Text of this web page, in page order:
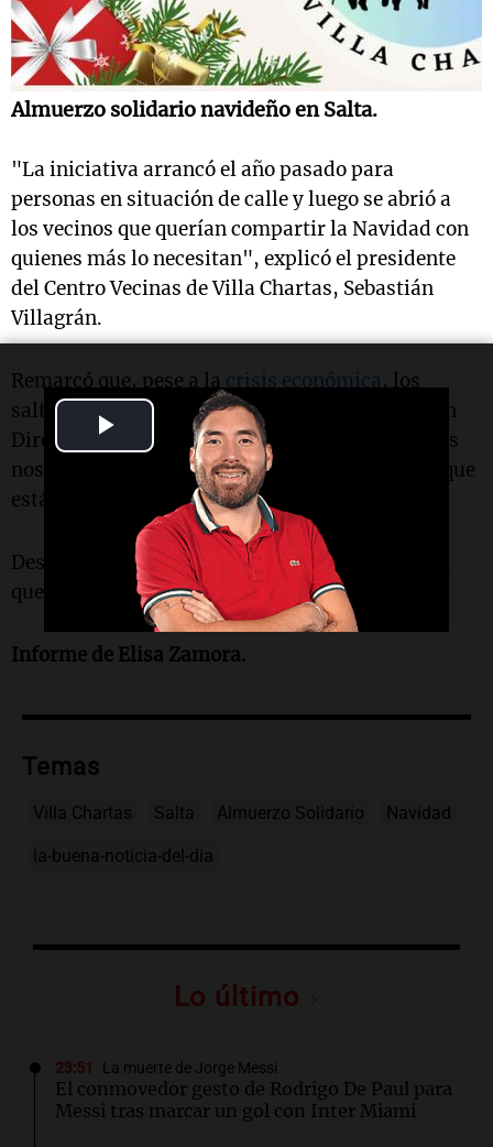
Video
Almuerzo solidario navideño en Salta.
"La iniciativa arrancó el año pasado para
personas en situación de calle y luego se abrió a
los vecinos que querían compartir la Navidad con
quienes más lo necesitan", explicó el presidente
del Centro Vecinas de Villa Chartas, Sebastián
Villagrán.
Remarcó que, pese a la crisis económica, los
salteños son muy solidarios. "Entre la Comisión
Directiva y los vecinos del barrio y comerciantes
nos juntamos para ayudar a casi 100 personas que
están en situación de calle", destacó.
Desde la organización del almuerzo, explicaron
que la colaboración de la gente es fundamental.
Informe de Elisa Zamora.
Temas
Villa Chartas Salta Almuerzo Solidario Navidad
la-buena-noticia-del-dia
Lo último
23:51 La muerte de Jorge Messi
El conmovedor gesto de Rodrigo De Paul para
Messi tras marcar un gol con Inter Miami